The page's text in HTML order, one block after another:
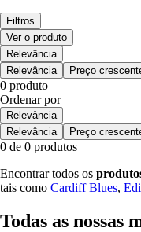
Filtros
Ver o produto
Relevância
Relevância
Preço
0 produto
Ordenar por
Relevância
Relevância
Preço
0 de 0 produtos
Encontrar todos os
tais como Cardiff Blues,
Todas as nossas